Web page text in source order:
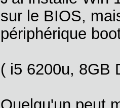
sur le BIOS,
périphérique
( i5 6200u, 8GB
Quelqu'un peut